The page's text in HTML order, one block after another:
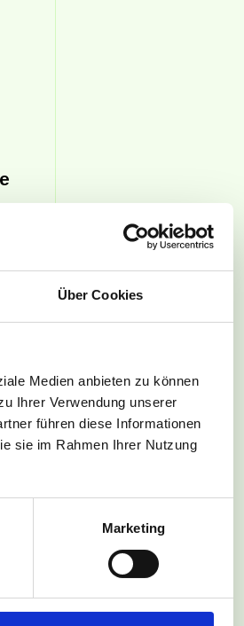
Über Cookies
Medien anbieten zu können
Ihrer Verwendung unserer
führen diese Informationen
sie im Rahmen Ihrer Nutzung
Marketing